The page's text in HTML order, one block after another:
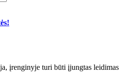
įrenginyje turi būti įjungtas leidimas